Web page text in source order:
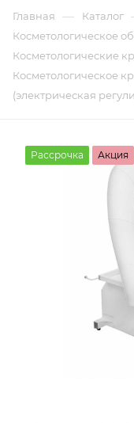
Главная — Каталог
Косметологическое
Косметологические
Косметологическое
(электрическая
Рассрочка Акция